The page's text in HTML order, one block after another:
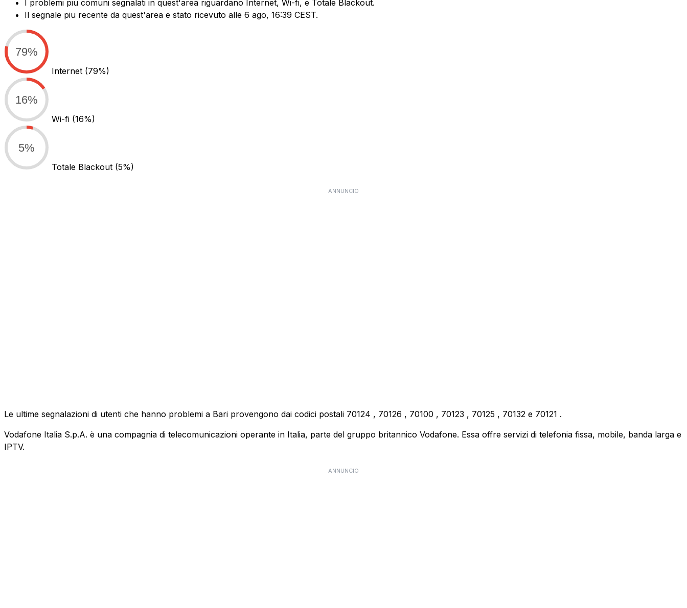
I problemi piu comuni segnalati in quest'area riguardano Internet, Wi-fi, e Totale Blackout.
Il segnale piu recente da quest'area e stato ricevuto alle 6 ago, 16:39 CEST.
79%
Internet (79%)
16%
Wi-fi (16%)
5%
Totale Blackout (5%)
ANNUNCIO
Le ultime segnalazioni di utenti che hanno problemi a Bari provengono dai codici postali 70124 , 70126 , 70100 , 70123 , 70125 , 70132 e 70121 .
Vodafone Italia S.p.A. è una compagnia di telecomunicazioni operante in Italia, parte del gruppo britannico Vodafone. Essa offre servizi di telefonia fissa, mobile, banda larga e
IPTV.
ANNUNCIO